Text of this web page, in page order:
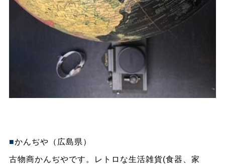
■かんぢや （広島県）
古物商かんぢやです。レトロな生活雑貨(食器、家